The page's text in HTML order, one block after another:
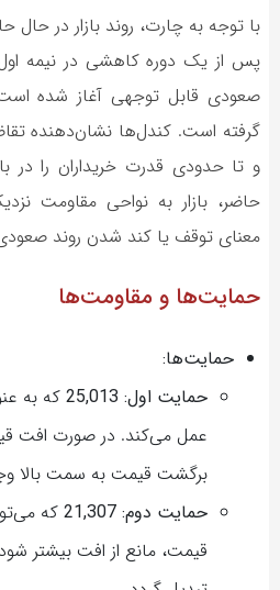
با توجه به چارت، روند بازار در
پس از یک دوره کاهشی در نیمه
صعودی قابل توجهی آغاز شده
گرفته است. کندل‌ها نشان‌دهنده
و تا حدودی قدرت خریداران را در
حاضر، بازار به نواحی مقاومت
معنای توقف یا کند شدن روند
حمایت‌ها و مقاومت‌ها
حمایت‌ها:
حمایت اول: 25,013
که به
عمل می‌کند. در صورت افت
برگشت قیمت به سمت بالا
حمایت دوم: 21,307
که
قیمت، مانع از افت بیشتر